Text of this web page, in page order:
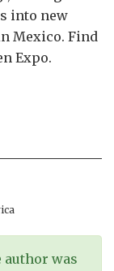
into new
Mexico. Find
Expo.
author was